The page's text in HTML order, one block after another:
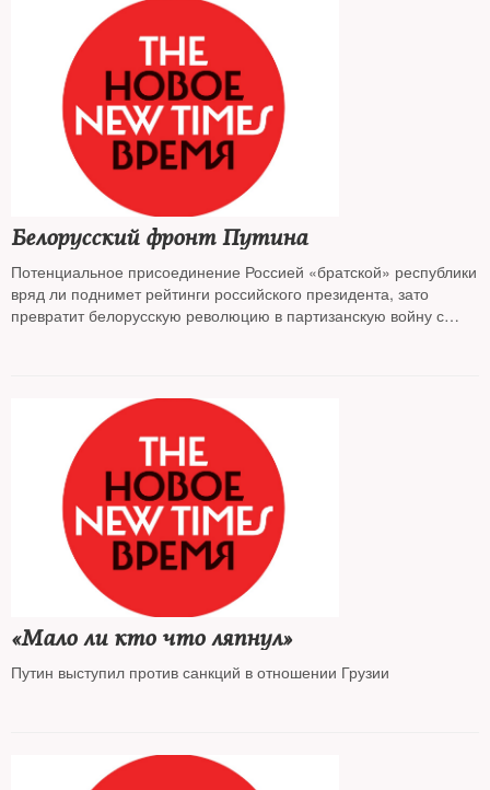
Белорусский фронт Путина
Потенциальное присоединение Россией «братской» республики
вряд ли поднимет рейтинги российского президента, зато
превратит белорусскую революцию в партизанскую войну с
«Мало ли кто что ляпнул»
Путин выступил против санкций в отношении Грузии